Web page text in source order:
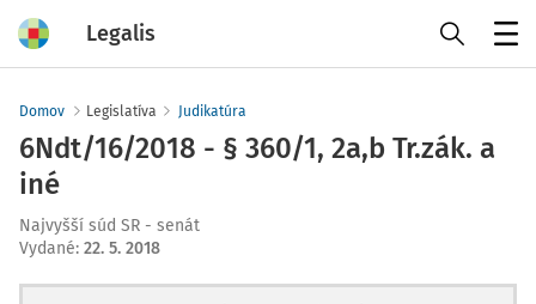
Legalis
Domov Legislatíva Judikatúra
6Ndt/16/2018 - § 360/1, 2a,b Tr.zák. a
iné
Najvyšší súd SR - senát
Vydané: 22. 5. 2018